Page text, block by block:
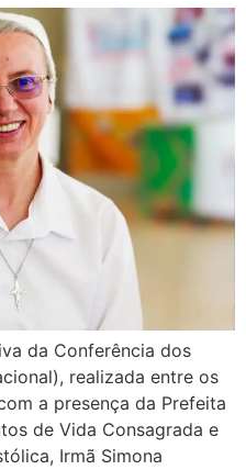
da Conferência dos
realizada entre os
a presença da Prefeita
de Vida Consagrada e
Irmã Simona